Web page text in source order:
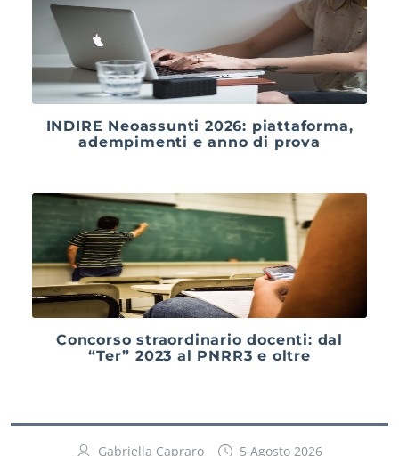
INDIRE Neoassunti 2026: piattaforma,
adempimenti e anno di prova
Concorso straordinario docenti: dal
“Ter” 2023 al PNRR3 e oltre
Gabriella Capraro 5 Agosto 2026